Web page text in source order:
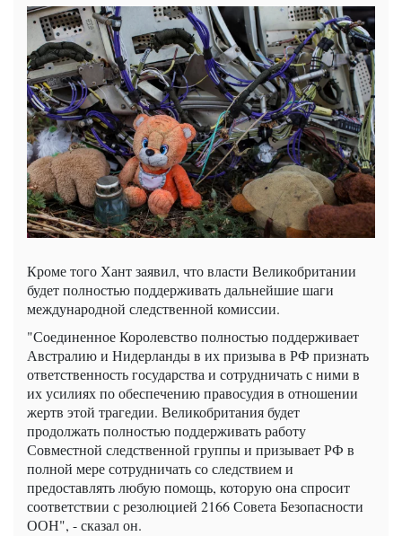
Кроме того Хант заявил, что власти Великобритании
будет полностью поддерживать дальнейшие шаги
международной следственной комиссии.
"Соединенное Королевство полностью поддерживает
Австралию и Нидерланды в их призыва в РФ признать
ответственность государства и сотрудничать с ними в
их усилиях по обеспечению правосудия в отношении
жертв этой трагедии. Великобритания будет
продолжать полностью поддерживать работу
Совместной следственной группы и призывает РФ в
полной мере сотрудничать со следствием и
предоставлять любую помощь, которую она спросит
соответствии с резолюцией 2166 Совета Безопасности
ООН", - сказал он.